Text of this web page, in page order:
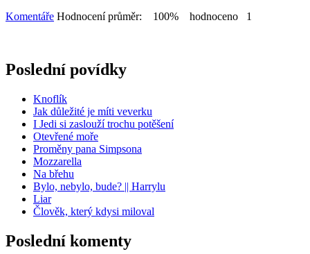
Komentáře Hodnocení průměr: 100% hodnoceno 1
Poslední povídky
Knoflík
Jak důležité je míti veverku
I Jedi si zaslouží trochu potěšení
Otevřené moře
Proměny pana Simpsona
Mozzarella
Na břehu
Bylo, nebylo, bude? || Harrylu
Liar
Člověk, který kdysi miloval
Poslední komenty